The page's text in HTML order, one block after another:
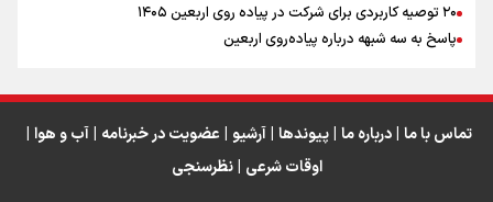
عراق۲۰ توصیه کاربردی برای شرکت در پیاده روی اربعین ۱۴۰۵
پاسخ به سه‌ شبهه درباره پیاده‌روی اربعین
تماس با ما | درباره ما | پیوندها | آرشیو | عضویت در خبرنامه | آب و هوا |
اوقات شرعی | نظرسنجی